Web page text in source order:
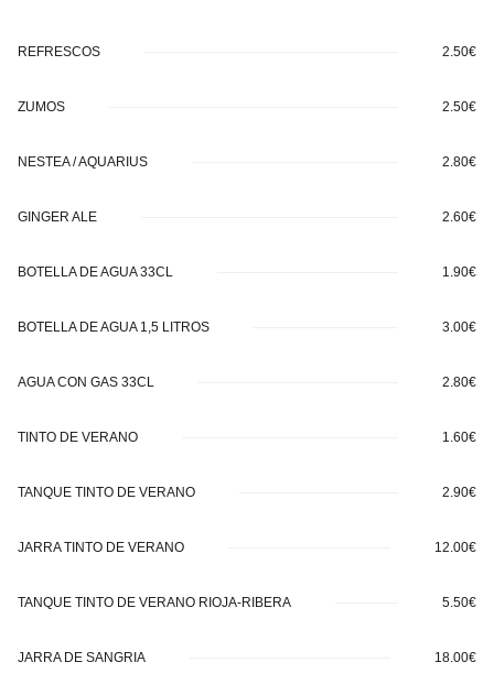
REFRESCOS 2.50€
ZUMOS 2.50€
NESTEA / AQUARIUS 2.80€
GINGER ALE 2.60€
BOTELLA DE AGUA 33CL 1.90€
BOTELLA DE AGUA 1,5 LITROS 3.00€
AGUA CON GAS 33CL 2.80€
TINTO DE VERANO 1.60€
TANQUE TINTO DE VERANO 2.90€
JARRA TINTO DE VERANO 12.00€
TANQUE TINTO DE VERANO RIOJA-RIBERA 5.50€
JARRA DE SANGRIA 18.00€